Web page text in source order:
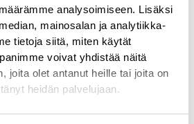
analysoimiseen. Lisäksi
mainosalan ja analytiikka-
tietoja siitä, miten käytät
voivat yhdistää näitä
joita olet antanut heille tai joita on
heidän palvelujaan.
– myös
käy kuumana ja piknik-viltti